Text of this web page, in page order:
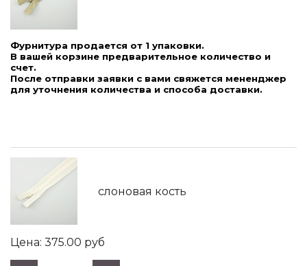
Фурнитура продается от 1 упаковки.
В вашей корзине предварительное количество и
счет.
После отправки заявки с вами свяжется мененджер
для уточнения количества и способа доставки.
слоновая кость
375.00 руб